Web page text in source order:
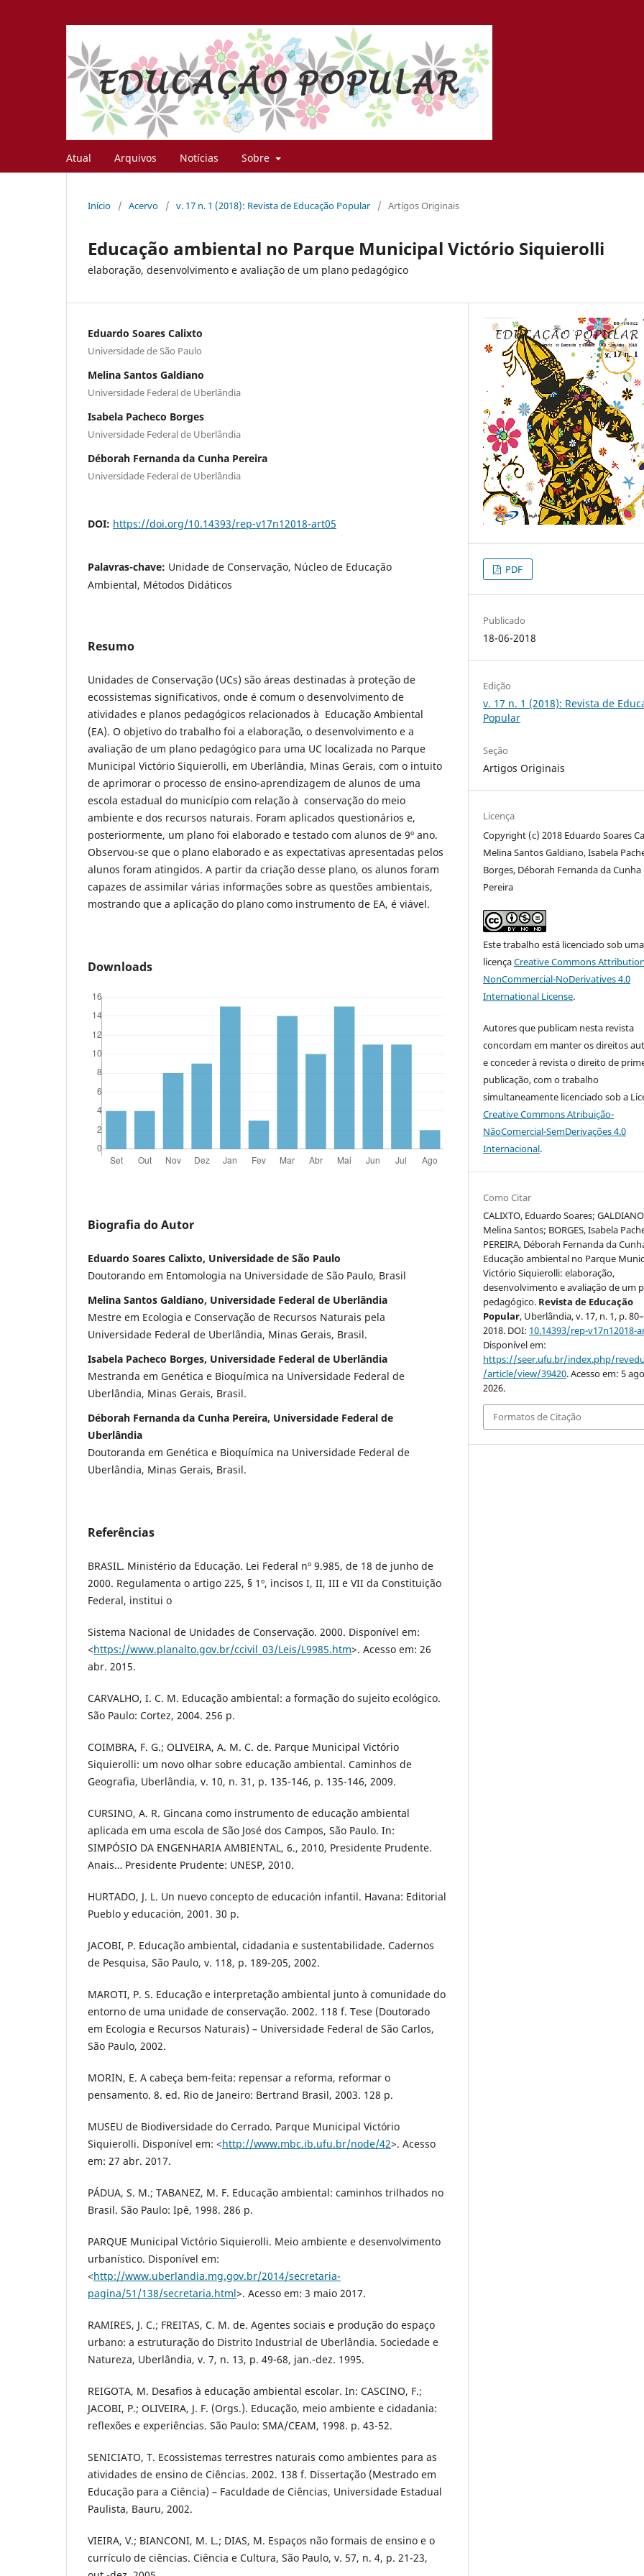
Atual Arquivos Notícias Sobre
Início / Acervo / v. 17 n. 1 (2018): Revista de Educação Popular / Artigos Originais
Educação ambiental no Parque Municipal Victório Siquierolli
elaboração, desenvolvimento e avaliação de um plano pedagógico
Eduardo Soares Calixto
Universidade de São Paulo
Melina Santos Galdiano
Universidade Federal de Uberlândia
Isabela Pacheco Borges
Universidade Federal de Uberlândia
Déborah Fernanda da Cunha Pereira
Universidade Federal de Uberlândia
DOI: https://doi.org/10.14393/rep-v17n12018-art05
Palavras-chave: Unidade de Conservação, Núcleo de Educação
Ambiental, Métodos Didáticos
Resumo
Unidades de Conservação (UCs) são áreas destinadas à proteção de
ecossistemas significativos, onde é comum o desenvolvimento de
atividades e planos pedagógicos relacionados à Educação Ambiental
(EA). O objetivo do trabalho foi a elaboração, o desenvolvimento e a
avaliação de um plano pedagógico para uma UC localizada no Parque
Municipal Victório Siquierolli, em Uberlândia, Minas Gerais, com o intuito
de aprimorar o processo de ensino-aprendizagem de alunos de uma
escola estadual do município com relação à conservação do meio
ambiente e dos recursos naturais. Foram aplicados questionários e,
posteriormente, um plano foi elaborado e testado com alunos de 9º ano.
Observou-se que o plano elaborado e as expectativas apresentadas pelos
alunos foram atingidos. A partir da criação desse plano, os alunos foram
capazes de assimilar várias informações sobre as questões ambientais,
mostrando que a aplicação do plano como instrumento de EA, é viável.
Downloads
Biografia do Autor
Eduardo Soares Calixto, Universidade de São Paulo
Doutorando em Entomologia na Universidade de São Paulo, Brasil
Melina Santos Galdiano, Universidade Federal de Uberlândia
Mestre em Ecologia e Conservação de Recursos Naturais pela
Universidade Federal de Uberlândia, Minas Gerais, Brasil.
Isabela Pacheco Borges, Universidade Federal de Uberlândia
Mestranda em Genética e Bioquímica na Universidade Federal de
Uberlândia, Minas Gerais, Brasil.
Déborah Fernanda da Cunha Pereira, Universidade Federal de
Uberlândia
Doutoranda em Genética e Bioquímica na Universidade Federal de
Uberlândia, Minas Gerais, Brasil.
Referências
BRASIL. Ministério da Educação. Lei Federal nº 9.985, de 18 de junho de
2000. Regulamenta o artigo 225, § 1º, incisos I, II, III e VII da Constituição
Federal, institui o
Sistema Nacional de Unidades de Conservação. 2000. Disponível em:
<https://www.planalto.gov.br/ccivil_03/Leis/L9985.htm>. Acesso em: 26
abr. 2015.
CARVALHO, I. C. M. Educação ambiental: a formação do sujeito ecológico.
São Paulo: Cortez, 2004. 256 p.
COIMBRA, F. G.; OLIVEIRA, A. M. C. de. Parque Municipal Victório
Siquierolli: um novo olhar sobre educação ambiental. Caminhos de
Geografia, Uberlândia, v. 10, n. 31, p. 135-146, p. 135-146, 2009.
CURSINO, A. R. Gincana como instrumento de educação ambiental
aplicada em uma escola de São José dos Campos, São Paulo. In:
SIMPÓSIO DA ENGENHARIA AMBIENTAL, 6., 2010, Presidente Prudente.
Anais… Presidente Prudente: UNESP, 2010.
HURTADO, J. L. Un nuevo concepto de educación infantil. Havana: Editorial
Pueblo y educación, 2001. 30 p.
JACOBI, P. Educação ambiental, cidadania e sustentabilidade. Cadernos
de Pesquisa, São Paulo, v. 118, p. 189-205, 2002.
MAROTI, P. S. Educação e interpretação ambiental junto à comunidade do
entorno de uma unidade de conservação. 2002. 118 f. Tese (Doutorado
em Ecologia e Recursos Naturais) – Universidade Federal de São Carlos,
São Paulo, 2002.
MORIN, E. A cabeça bem-feita: repensar a reforma, reformar o
pensamento. 8. ed. Rio de Janeiro: Bertrand Brasil, 2003. 128 p.
MUSEU de Biodiversidade do Cerrado. Parque Municipal Victório
Siquierolli. Disponível em: <http://www.mbc.ib.ufu.br/node/42>. Acesso
em: 27 abr. 2017.
PÁDUA, S. M.; TABANEZ, M. F. Educação ambiental: caminhos trilhados no
Brasil. São Paulo: Ipê, 1998. 286 p.
PARQUE Municipal Victório Siquierolli. Meio ambiente e desenvolvimento
urbanístico. Disponível em:
<http://www.uberlandia.mg.gov.br/2014/secretaria-
pagina/51/138/secretaria.html>. Acesso em: 3 maio 2017.
RAMIRES, J. C.; FREITAS, C. M. de. Agentes sociais e produção do espaço
urbano: a estruturação do Distrito Industrial de Uberlândia. Sociedade e
Natureza, Uberlândia, v. 7, n. 13, p. 49-68, jan.-dez. 1995.
REIGOTA, M. Desafios à educação ambiental escolar. In: CASCINO, F.;
JACOBI, P.; OLIVEIRA, J. F. (Orgs.). Educação, meio ambiente e cidadania:
reflexões e experiências. São Paulo: SMA/CEAM, 1998. p. 43-52.
SENICIATO, T. Ecossistemas terrestres naturais como ambientes para as
atividades de ensino de Ciências. 2002. 138 f. Dissertação (Mestrado em
Educação para a Ciência) – Faculdade de Ciências, Universidade Estadual
Paulista, Bauru, 2002.
VIEIRA, V.; BIANCONI, M. L.; DIAS, M. Espaços não formais de ensino e o
currículo de ciências. Ciência e Cultura, São Paulo, v. 57, n. 4, p. 21-23,
PDF
Publicado
18-06-2018
Edição
v. 17 n. 1 (2018): Revista de
Popular
Seção
Artigos Originais
Licença
Copyright (c) 2018 Eduardo Soares
Melina Santos Galdiano, Isabela
Borges, Déborah Fernanda da Cunha
Pereira
Este trabalho está licenciado sob uma
licençaCreative Commons
NonCommercial-NoDerivatives 4.0
International License.
Autores que publicam nesta revista
concordam em manter os direitos
e conceder à revista o direito de
publicação, com o trabalho
simultaneamente licenciado sob a
Creative Commons Atribuição-
NãoComercial-SemDerivações 4.0
Internacional.
Como Citar
CALIXTO, Eduardo Soares;
Melina Santos; BORGES, Isabela
PEREIRA, Déborah Fernanda da
Educação ambiental no Parque
Victório Siquierolli: elaboração,
desenvolvimento e avaliação de um
pedagógico. Revista de Educação
Popular, Uberlândia, v. 17, n. 1, p.
2018. DOI: 10.14393/rep-v17n12018-
Disponível em:
https://seer.ufu.br/index.php/
/article/view/39420. Acesso em: 5
2026.
Formatos de Citação